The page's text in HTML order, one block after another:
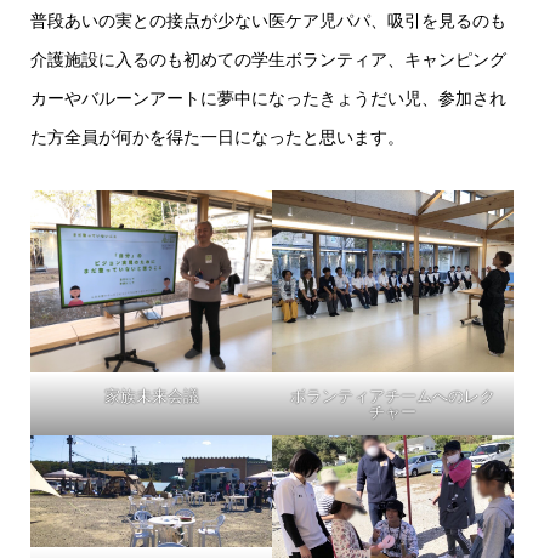
普段あいの実との接点が少ない医ケア児パパ、吸引を見るのも
介護施設に入るのも初めての学生ボランティア、キャンピング
カーやバルーンアートに夢中になったきょうだい児、参加され
た方全員が何かを得た一日になったと思います。
家族未来会議
ボランティアチームへのレク
チャー